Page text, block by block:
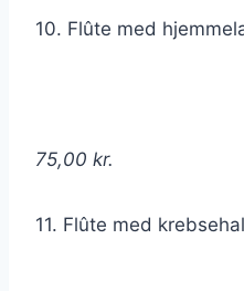
10. Flûte med
75,00 kr.
11. Flûte med